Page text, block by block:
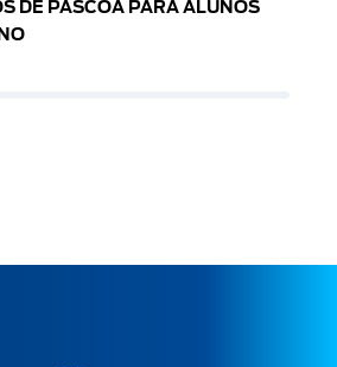
DE PÁSCOA PARA ALUNOS